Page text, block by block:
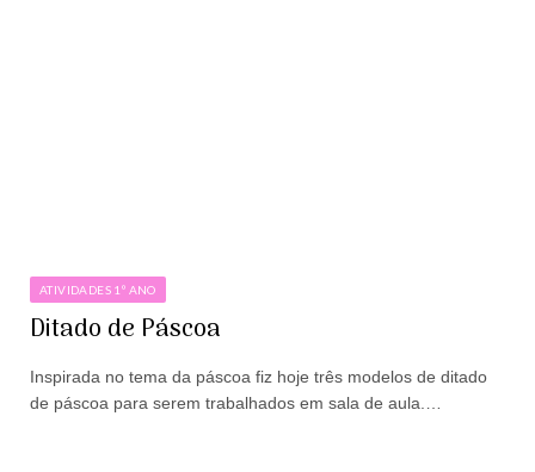
ATIVIDADES 1º ANO
Ditado de Páscoa
Inspirada no tema da páscoa fiz hoje três modelos de ditado
de páscoa para serem trabalhados em sala de aula.…